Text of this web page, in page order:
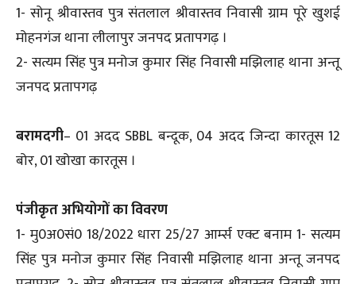
1- सोनू श्रीवास्तव पुत्र संतलाल श्रीवास्तव निवासी ग्राम पूरे खुशई
मोहनगंज थाना लीलापुर जनपद प्रतापगढ़ ।
2- सत्यम सिंह पुत्र मनोज कुमार सिंह निवासी मझिलाह थाना अन्तू
जनपद प्रतापगढ़
बरामदगी– 01 अदद SBBL बन्दूक, 04 अदद जिन्दा कारतूस 12
बोर, 01 खोखा कारतूस ।
पंजीकृत अभियोगों का विवरण
1- मु0अ0सं0 18/2022 धारा 25/27 आर्म्स एक्ट बनाम 1- सत्यम
सिंह पुत्र मनोज कुमार सिंह निवासी मझिलाह थाना अन्तू जनपद